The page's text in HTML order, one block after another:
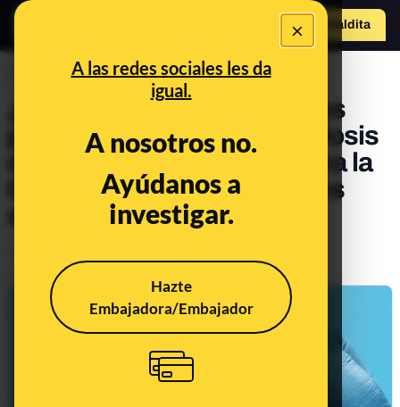
×
A las redes sociales les da
igual.
A nosotros no.
Ayúdanos a
investigar.
Hazte
Embajadora/Embajador
Hazte Maldita
PREBUNKING
¿Se pueden combinar viales
para conseguir una sexta dosis
de la vacuna de Pfizer contra la
COVID-19? Las autoridades
sanitarias dicen que no
Publicado el